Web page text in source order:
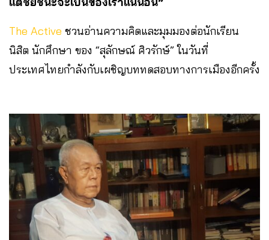
The Active ชวนอ่านความคิดและมุมมองต่อนักเรียน
นิสิต นักศึกษา ของ “สุลักษณ์ ศิวรักษ์” ในวันที่
ประเทศไทยกำลังกับเผชิญบททดสอบทางการเมืองอีกครั้ง